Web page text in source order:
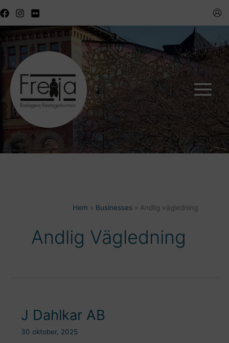
till
Hem Businesses Andlig vägledning
Andlig Vägledning
J Dahlkar AB
30 oktober, 2025